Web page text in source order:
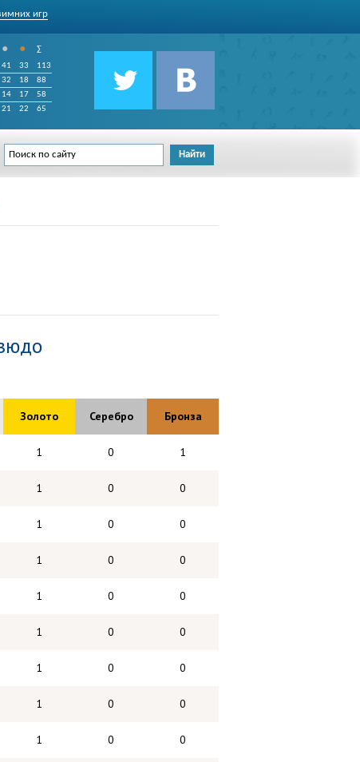
игр
• •
∑
41 33
113
32 18
88
14 17
58
21 22 65
Золото Серебро Бронза
1 0 1
1 0 0
1 0 0
1 0 0
1 0 0
1 0 0
1 0 0
1 0 0
1 0 0